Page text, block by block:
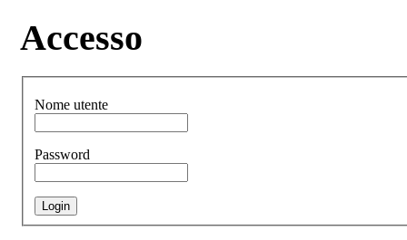
Accesso
Nome utente
Password